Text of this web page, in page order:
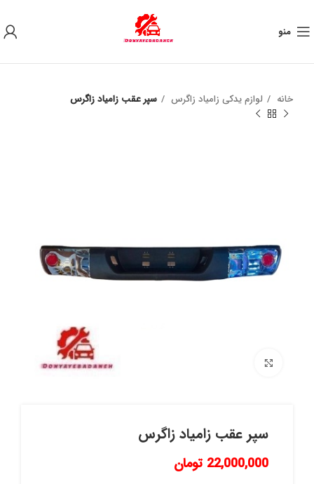
منو
خانه لوازم یدکی زامیاد زاگرس سپر عقب زامیاد زاگرس
سپر عقب زامیاد زاگرس
22,000,000 تومان
به علت نوسان ارز ، لطفا قبل از خرید تماس بگیرید.